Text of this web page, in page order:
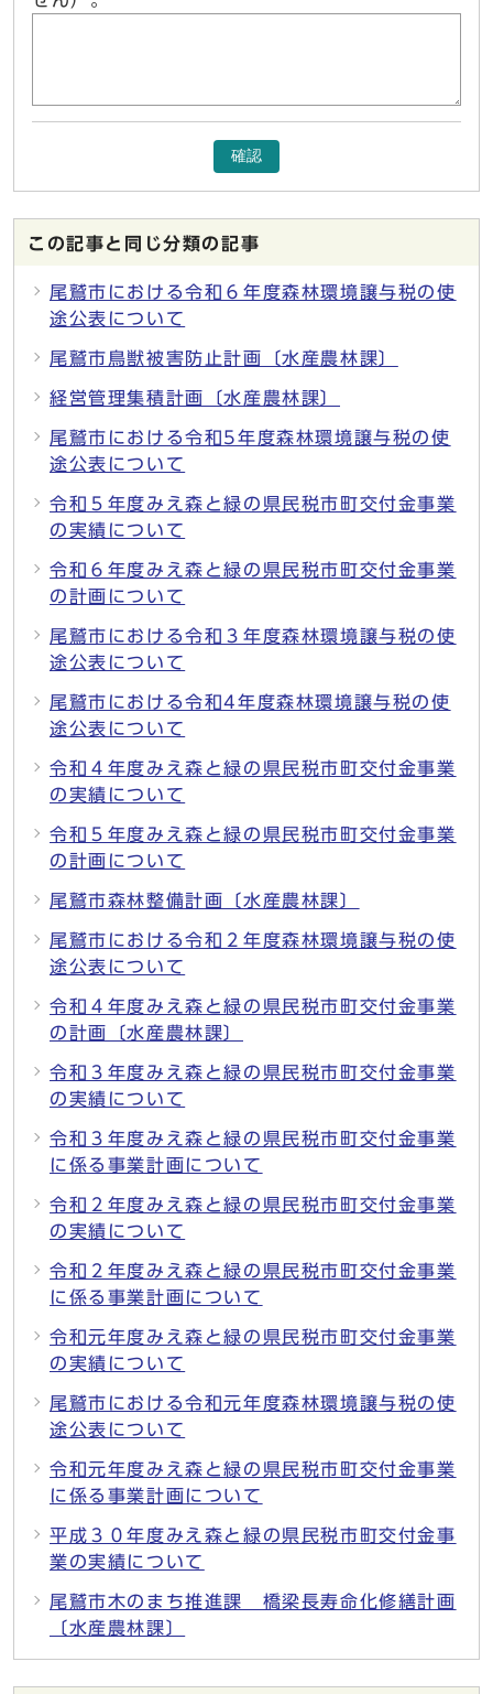
確認
この記事と同じ分類の記事
尾鷲市における令和６年度森林環境譲与税の使
途公表について
尾鷲市鳥獣被害防止計画〔水産農林課〕
経営管理集積計画〔水産農林課〕
尾鷲市における令和5年度森林環境譲与税の使
途公表について
令和５年度みえ森と緑の県民税市町交付金事業
の実績について
令和６年度みえ森と緑の県民税市町交付金事業
の計画について
尾鷲市における令和３年度森林環境譲与税の使
途公表について
尾鷲市における令和4年度森林環境譲与税の使
途公表について
令和４年度みえ森と緑の県民税市町交付金事業
の実績について
令和５年度みえ森と緑の県民税市町交付金事業
の計画について
尾鷲市森林整備計画〔水産農林課〕
尾鷲市における令和２年度森林環境譲与税の使
途公表について
令和４年度みえ森と緑の県民税市町交付金事業
の計画〔水産農林課〕
令和３年度みえ森と緑の県民税市町交付金事業
の実績について
令和３年度みえ森と緑の県民税市町交付金事業
に係る事業計画について
令和２年度みえ森と緑の県民税市町交付金事業
の実績について
令和２年度みえ森と緑の県民税市町交付金事業
に係る事業計画について
令和元年度みえ森と緑の県民税市町交付金事業
の実績について
尾鷲市における令和元年度森林環境譲与税の使
途公表について
令和元年度みえ森と緑の県民税市町交付金事業
に係る事業計画について
平成３０年度みえ森と緑の県民税市町交付金事
業の実績について
尾鷲市木のまち推進課 橋梁長寿命化修繕計画
〔水産農林課〕